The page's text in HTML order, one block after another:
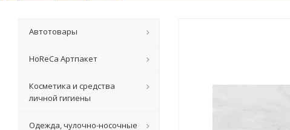
Автотовары
HoReCa Артпакет
Косметика и средства
личной гигиены
Одежда, чулочно-носочные